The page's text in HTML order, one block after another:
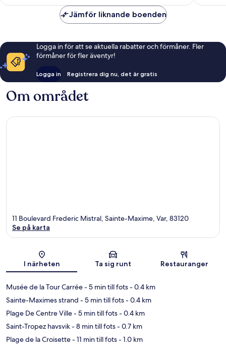
Jämför liknande boenden
Logga in för att se aktuella rabatter och förmåner. Fler
förmåner för fler äventyr!
Logga in Registrera dig nu, det är gratis
Om området
Karta
11 Boulevard Frederic Mistral, Sainte-Maxime, Var, 83120
Se på karta
I närheten Ta sig runt Restauranger
Musée de la Tour Carrée- 5 min till fots- 0.4 km
Sainte-Maximes strand - 5 min till fots- 0.4 km
Plage De Centre Ville- 5 min till fots- 0.4 km
Saint-Tropez havsvik- 8 min till fots- 0.7 km
Plage de la Croisette- 11 min till fots- 1.0 km